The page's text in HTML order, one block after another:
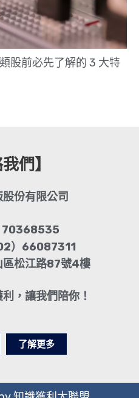
股前必先了解的 3 大特
們】
份有限公司
70368535
）66087311
區松江路87號4樓
，讓我們陪你！
了解更多